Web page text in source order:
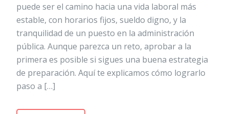
puede ser el camino hacia una vida laboral más
estable, con horarios fijos, sueldo digno, y la
tranquilidad de un puesto en la administración
pública. Aunque parezca un reto, aprobar a la
primera es posible si sigues una buena estrategia
de preparación. Aquí te explicamos cómo lograrlo
paso a […]